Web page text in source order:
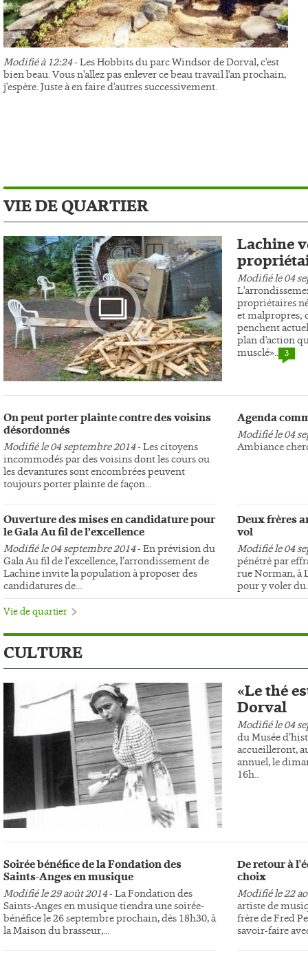
Modifié à 12:24- Les Hobbits du parc Windsor de Dorval, c'est
bien beau. Vous n'allez pas enlever ce beau travail l'an prochain,
j'espère. Juste à en faire d'autres successivement.
VIE DE QUARTIER
Lachine
Modifié le 04
propriétaires
et malpropres;
penchent
plan d'action
musclé».. 3
Photo
On peut porter plainte contre des voisins
désordonnés
Modifié le 04 septembre 2014- Les citoyens
incommodés par des voisins dont les cours ou
les devantures sont encombrées peuvent
toujours porter plainte de façon...
Ouverture des mises en candidature pour
le Gala Au fil de l’excellence
Modifié le 04 septembre 2014- En prévision du
Gala Au fil de l’excellence, l’arrondissement de
Lachine invite la population à proposer des
candidatures de...
Agenda
Modifié le 04
Ambiance
Deux frères
vol
Modifié le 04
pénétré par
rue Norman, à
pour y voler
Vie de quartier
CULTURE
«Le thé
Dorval
Modifié le 04
du Musée
accueilleront,
annuel, le
16h..
Soirée bénéfice de la Fondation des
Saints-Anges en musique
Modifié le 29 août 2014- La Fondation des
Saints-Anges en musique tiendra une soirée-
bénéfice le 26 septembre prochain, dès 18h30, à
la Maison du brasseur,...
De retour à
choix
Modifié le 22
artiste de
frère de Fred
savoir-faire